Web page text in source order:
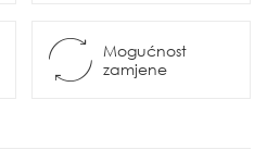
Mogućnost
zamjene